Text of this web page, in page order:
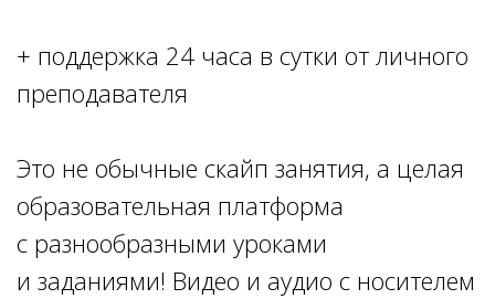
+ поддержка 24 часа в сутки от личного
преподавателя
Это не обычные скайп занятия, а целая
образовательная платформа
с разнообразными уроками
и заданиями! Видео и аудио с носителем